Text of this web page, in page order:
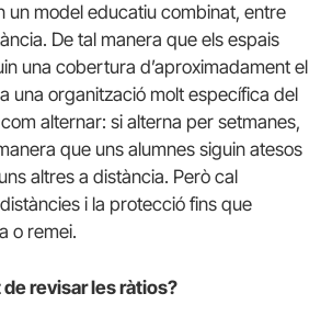
un model educatiu combinat, entre
De tal manera que els espais
una cobertura d’aproximadament el
una organització molt específica del
alternar: si alterna per setmanes,
que uns alumnes siguin atesos
altres a distància. Però cal
i la protecció fins que
o remei.
revisar les ràtios?